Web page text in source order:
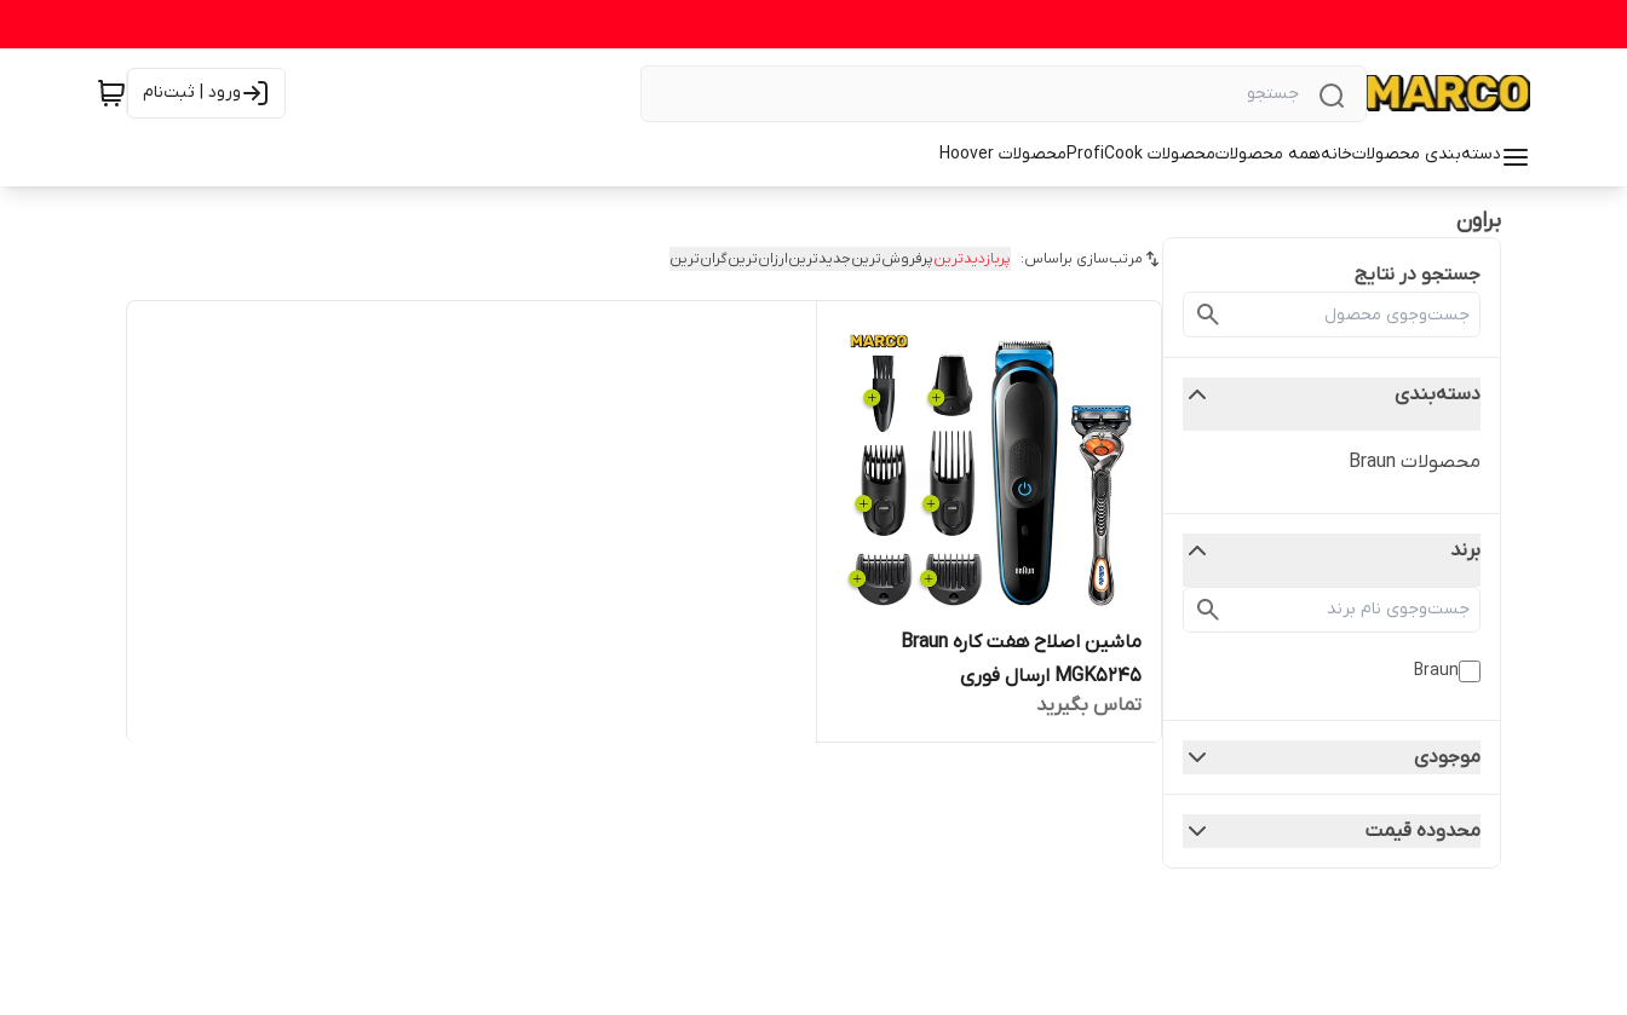
ورود | ثبت‌نام
دسته‌بندی محصولاتخانههمه محصولاتمحصولات ProfiCook محصولات Hoover
براون
جستجو در نتایج
دسته‌بندی
محصولات Braun
برند
Braun
موجودی
محدوده قیمت
مرتب‌سازی براساس: پربازدیدترینپرفروش‌ترینجدیدترینارزان‌ترینگران‌ترین
ماشین اصلاح هفت کاره Braun
MGK5245 ارسال فوری
تماس بگیرید